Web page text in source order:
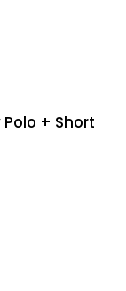
+ Short